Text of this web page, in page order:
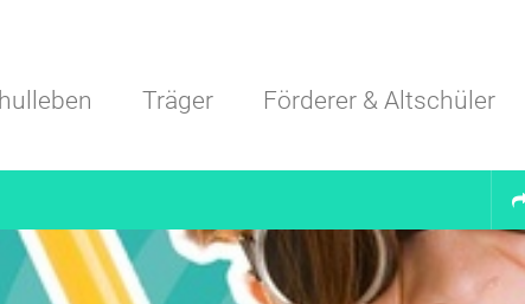
Träger Förderer & Altschüler